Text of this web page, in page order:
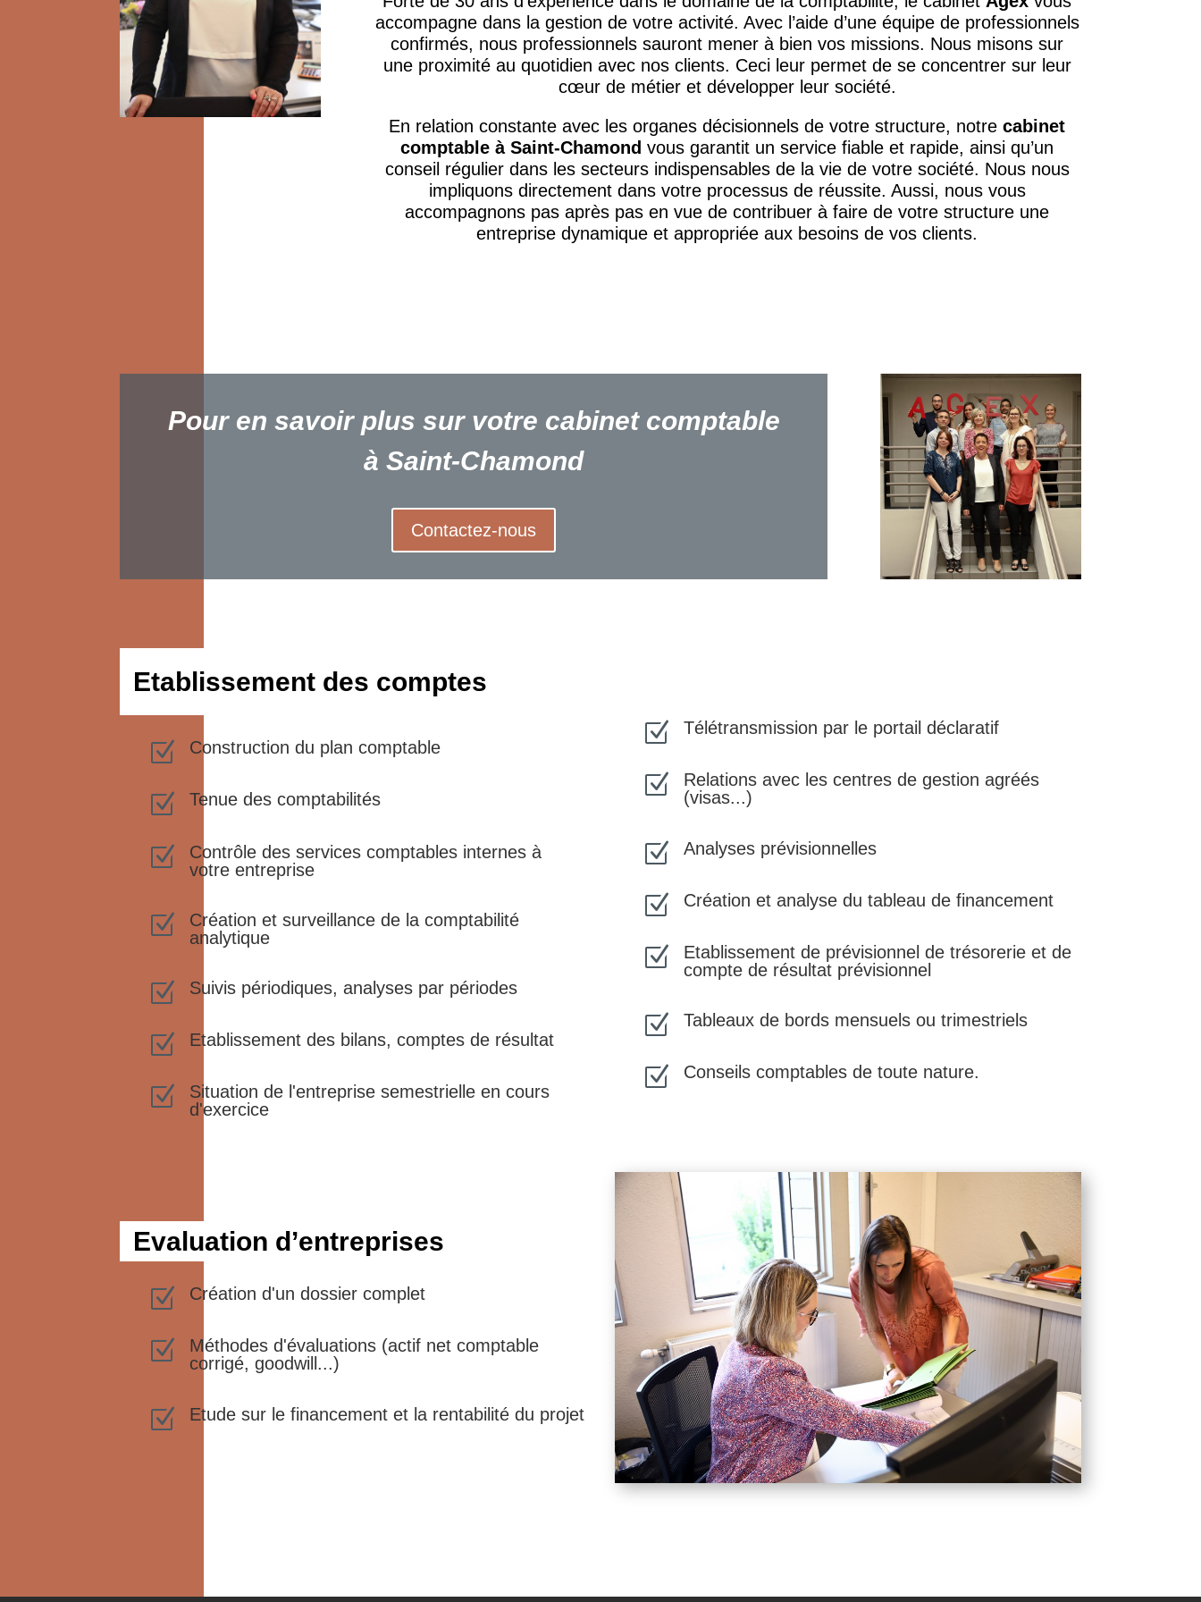
accompagne dans la gestion de votre activité. Avec l’aide d’une équipe de professionnels
confirmés, nous professionnels sauront mener à bien vos missions. Nous misons sur
une proximité au quotidien avec nos clients. Ceci leur permet de se concentrer sur leur
cœur de métier et développer leur société.
En relation constante avec les organes décisionnels de votre structure, notrecabinet
comptable à Saint-Chamond vous garantit un service fiable et rapide, ainsi qu’un
conseil régulier dans les secteurs indispensables de la vie de votre société. Nous nous
impliquons directement dans votre processus de réussite. Aussi, nous vous
accompagnons pas après pas en vue de contribuer à faire de votre structure une
entreprise dynamique et appropriée aux besoins de vos clients.
Pour en savoir plus sur votre cabinet comptable
à Saint-Chamond
Contactez-nous
Etablissement des comptes
Z Construction du plan comptable
Z Tenue des comptabilités
Z
Contrôle des services comptables internes à
votre entreprise
Z
Création et surveillance de la comptabilité
analytique
Z Suivis périodiques, analyses par périodes
Z Etablissement des bilans, comptes de résultat
Z
Situation de l'entreprise semestrielle en cours
d'exercice
Z Télétransmission par le portail déclaratif
Z
Relations avec les centres de gestion agréés
(visas...)
Z Analyses prévisionnelles
Z Création et analyse du tableau de financement
Z
Etablissement de prévisionnel de trésorerie et de
compte de résultat prévisionnel
Z Tableaux de bords mensuels ou trimestriels
Z Conseils comptables de toute nature.
Evaluation d’entreprises
Z Création d'un dossier complet
Z
Méthodes d'évaluations (actif net comptable
corrigé, goodwill...)
Z Etude sur le financement et la rentabilité du projet